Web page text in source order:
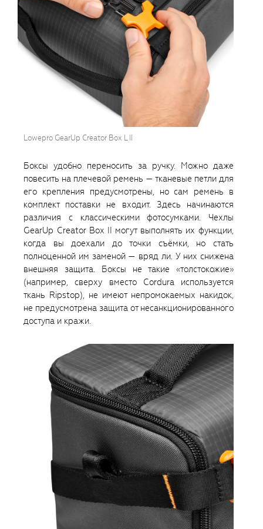
Lowepro GearUp Creator Box L II
Боксы удобно переносить за ручку. Можно даже
повесить на плечевой ремень — тканевые петли для
его крепления предусмотрены, но сам ремень в
комплект поставки не входит. Здесь начинаются
различия с классическими фотосумками. Чехлы
GearUp Creator Box II могут выполнять их функции,
когда вы доехали до точки съёмки, но стать
полноценной им заменой — вряд ли. У них снижена
внешняя защита. Боксы не такие «толстокожие»
(например, сверху вместо Cordura используется
ткань Ripstop), не имеют непромокаемых накидок,
не предусмотрена защита от несанкционированного
доступа и кражи.